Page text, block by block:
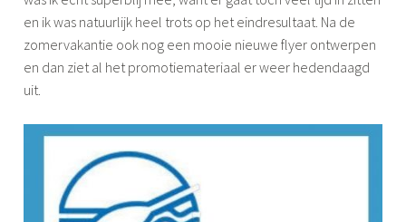
en ik was natuurlijk heel trots op het eindresultaat. Na de
zomervakantie ook nog een mooie nieuwe flyer ontwerpen
en dan ziet al het promotiemateriaal er weer hedendaagd
uit.